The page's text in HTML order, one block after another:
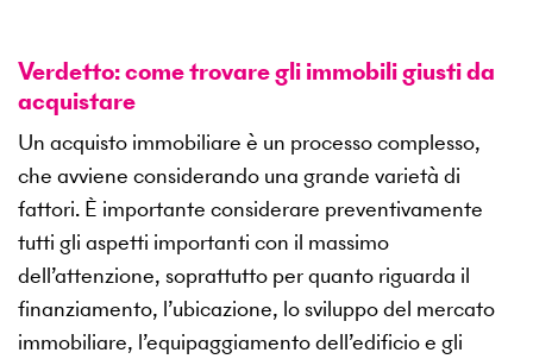
Verdetto: come trovare gli immobili giusti da
acquistare
Un acquisto immobiliare è un processo complesso,
che avviene considerando una grande varietà di
fattori. È importante considerare preventivamente
tutti gli aspetti importanti con il massimo
dell’attenzione, soprattutto per quanto riguarda il
finanziamento, l’ubicazione, lo sviluppo del mercato
immobiliare, l’equipaggiamento dell’edificio e gli